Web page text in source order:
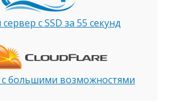
с SSD за 55 секунд
с большими возможностями